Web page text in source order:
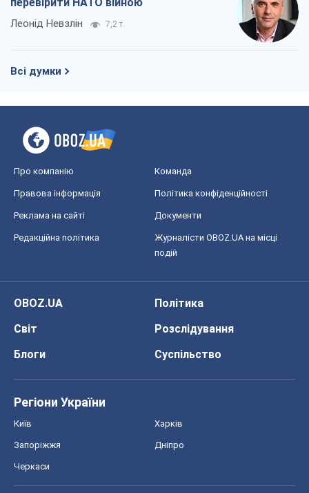
Леонід Невзлін 7,2 т.
Всі думки
Про компанію Команда
Правова інформація Політика конфіденційності
Реклама на сайті Документи
Редакційна політика
Журналісти OBOZ.UA на місці
подій
OBOZ.UA
Політика
Світ
Розслідування
Блоги
Суспільство
Регіони України
Київ Харків
Запоріжжя Дніпро
Черкаси